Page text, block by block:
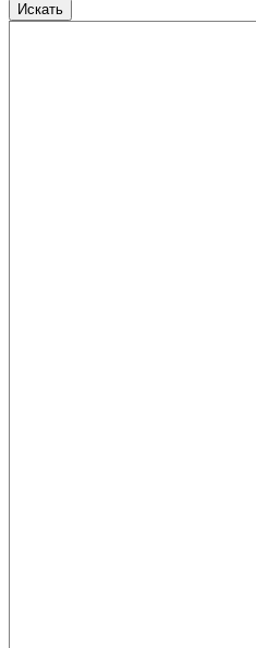
Искать